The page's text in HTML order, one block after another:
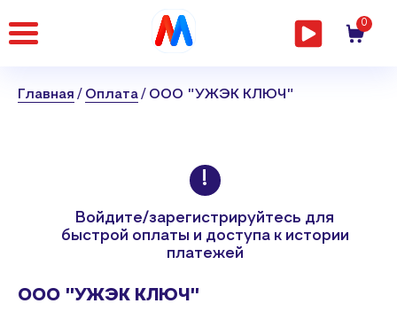
Главная
страница
0
Главная Оплата ООО "УЖЭК КЛЮЧ"
Войдите/зарегистрируйтесь для
быстрой оплаты и доступа к истории
платежей
ООО "УЖЭК КЛЮЧ"